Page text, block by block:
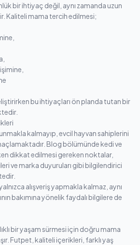
bir ihtiyaç değil, aynı zamanda uzun
Kaliteli mama tercih edilmesi;
bu ihtiyaçları ön planda tutan bir
kalmayıp, evcil hayvan sahiplerini
Blog bölümünde kedi ve
dikkat edilmesi gereken noktalar,
ve marka duyuruları gibi bilgilendirici
alışveriş yapmakla kalmaz, aynı
bakımına yönelik faydalı bilgilere de
bir yaşam sürmesi için doğru mama
Futpet, kaliteli içerikleri, farklı yaş